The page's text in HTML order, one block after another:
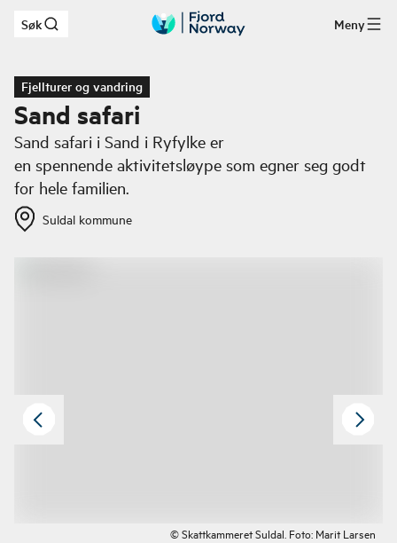
Hopp til hovedinnhold
Søk Meny
Fjellturer og vandring
Sand safari
Sand safari i Sand i Ryfylke er
en spennende aktivitetsløype som egner seg godt
for hele familien.
Suldal kommune
© Skattkammeret Suldal. Foto: Marit Larsen